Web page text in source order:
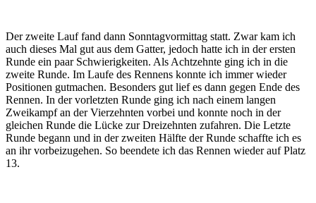
Der zweite Lauf fand dann Sonntagvormittag statt. Zwar kam ich
auch dieses Mal gut aus dem Gatter, jedoch hatte ich in der ersten
Runde ein paar Schwierigkeiten. Als Achtzehnte ging ich in die
zweite Runde. Im Laufe des Rennens konnte ich immer wieder
Positionen gutmachen. Besonders gut lief es dann gegen Ende des
Rennen. In der vorletzten Runde ging ich nach einem langen
Zweikampf an der Vierzehnten vorbei und konnte noch in der
gleichen Runde die Lücke zur Dreizehnten zufahren. Die Letzte
Runde begann und in der zweiten Hälfte der Runde schaffte ich es
an ihr vorbeizugehen. So beendete ich das Rennen wieder auf Platz
13.